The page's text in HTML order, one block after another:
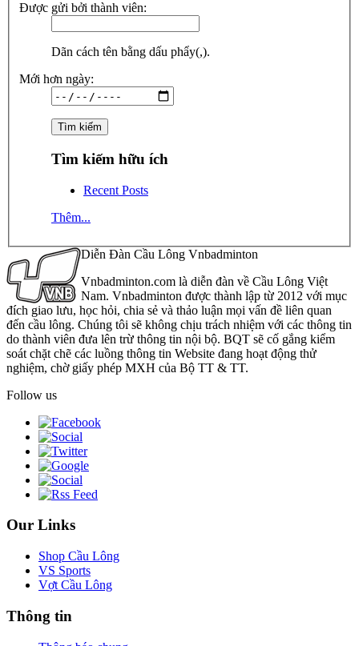
Được gửi bởi thành viên:
Dãn cách tên bằng dấu phẩy(,).
Mới hơn ngày:
Tìm kiếm hữu ích
Recent Posts
Thêm...
Diễn Đàn Cầu Lông Vnbadminton
Vnbadminton.com là diễn đàn về Cầu Lông Việt
Nam. Vnbadminton được thành lập từ 2012 với mục
đích giao lưu, học hỏi, chia sẻ và thảo luận mọi vấn đề liên quan
đến cầu lông. Chúng tôi sẽ không chịu trách nhiệm với các thông tin
do thành viên đưa lên trừ thông tin nội bộ. BQT sẽ cố gắng kiểm
soát chặt chẽ các luồng thông tin Website đang hoạt động thử
nghiệm, chờ giấy phép MXH của Bộ TT & TT.
Follow us
Our Links
Shop Cầu Lông
VS Sports
Vợt Cầu Lông
Thông tin